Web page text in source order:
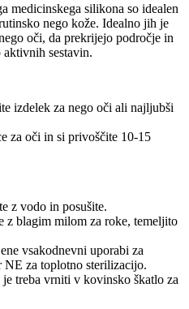
medicinskega silikona so idealen
nego kože. Idealno jih je
oči, da prekrijejo področje in
sestavin.
izdelek za nego oči ali najljubši
za oči in si privoščite 10-15
z vodo in posušite.
z blagim milom za roke, temeljito
vsakodnevni uporabi za
NE za toplotno sterilizacijo.
treba vrniti v kovinsko škatlo za